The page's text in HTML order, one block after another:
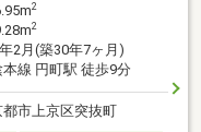
2
2
2月(築30年7ヶ月)
本線 円町駅 徒歩9分
市上京区突抜町